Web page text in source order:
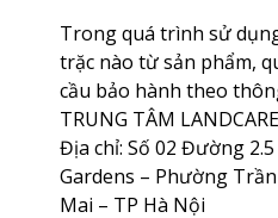
Trong quá trình sử
trặc nào từ sản phẩm,
cầu bảo hành theo
TRUNG TÂM LANDCARE
Địa chỉ: Số 02 Đường
Gardens – Phường
Mai – TP Hà Nội